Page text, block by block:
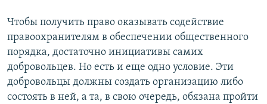
Чтобы получить право оказывать содействие
правоохранителям в обеспечении общественного
порядка, достаточно инициативы самих
добровольцев. Но есть и еще одно условие. Эти
добровольцы должны создать организацию либо
состоять в ней, а та, в свою очередь, обязана пройти